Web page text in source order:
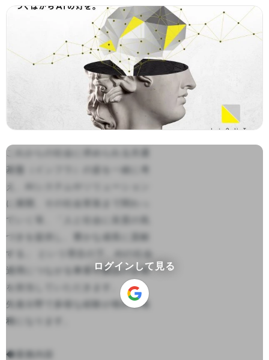
これからの社会に求められる共通
基盤（インフラ）の姿を一緒に考
え、AIシステムやソリューション
に展開、その社会実装まで関わっ
ていく等、「人と社会に良質の気
づきを提供し、豊かな成長に貢献
する」 という理念の下、AIの社会
適用につながる事業や製品の企画
を担当していただきます。
先進分野で多様な経験が積める職
種になります。
◆業務内容
ログインして見る